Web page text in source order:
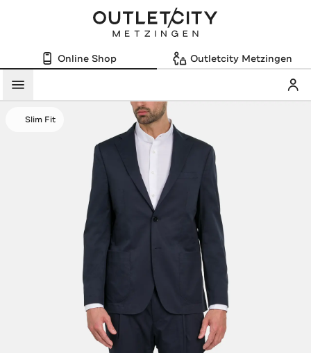
Online Shop Outletcity Metzingen
Menü
Slim Fit